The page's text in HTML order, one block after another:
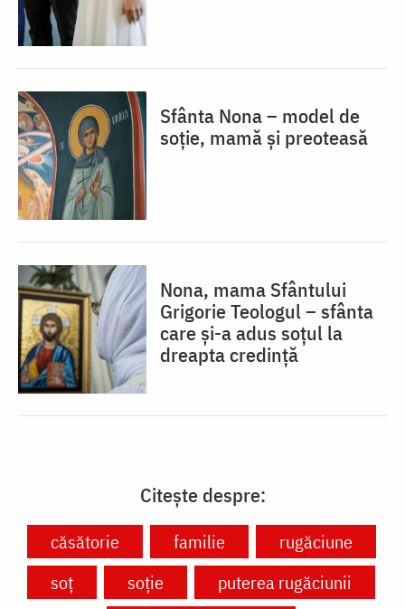
Sfânta Nona – model de
soție, mamă și preoteasă
Nona, mama Sfântului
Grigorie Teologul – sfânta
care și-a adus soțul la
dreapta credință
Citește despre:
căsătorie familie
rugăciune
soț
soție
puterea rugăciunii